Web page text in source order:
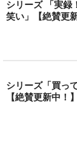
シリーズ 「実録
笑い」【絶賛更
シリーズ「買っ
【絶賛更新中！】